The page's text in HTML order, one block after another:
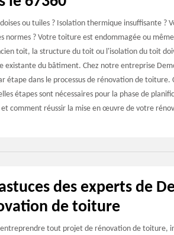
ou tuiles ? Isolation thermique insuffisante
normes ? Votre toiture est endommagée ou
toit, la structure du toit ou l'isolation du toit
existante du bâtiment. Chez notre entreprise
étape dans le processus de rénovation de toiture.
étapes sont nécessaires pour la phase de
et comment réussir la mise en œuvre de votre
des experts de
de toiture
tout projet de rénovation de toiture,